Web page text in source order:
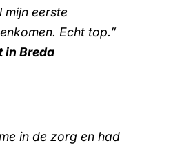
mijn eerste
Echt top.”
in Breda
in de zorg en had